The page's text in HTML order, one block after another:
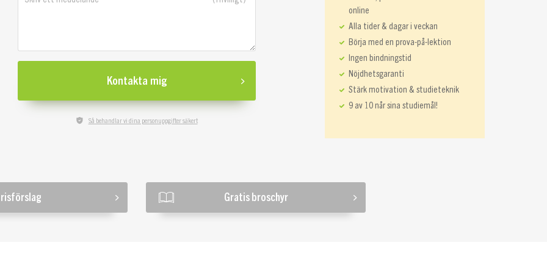
Kontakta mig
Så behandlar vi dina personuppgifter säkert
online
Alla tider & dagar i veckan
Börja med en prova-på-lektion
Ingen bindningstid
Nöjdhetsgaranti
Stärk motivation & studieteknik
9 av 10 når sina studiemål!
Gratis broschyr